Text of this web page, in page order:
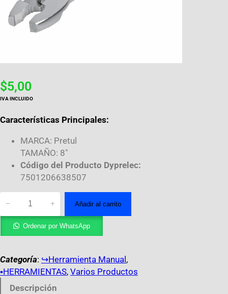
$5,00
IVA INCLUIDO
Características Principales:
MARCA: Pretul
TAMAÑO: 8″
Código del Producto Dyprelec:
7501206638507
− + Añadir al carrito
Ordenar por WhatsApp
Categoría: ↪︎Herramienta Manual
▪️HERRAMIENTAS, Varios Productos
Descripción